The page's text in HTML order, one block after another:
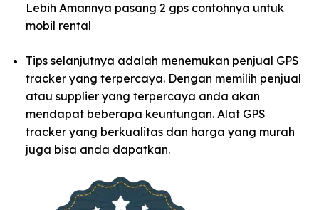
Lebih Amannya pasang 2 gps contohnya untuk
mobil rental
Tips selanjutnya adalah menemukan penjual GPS
tracker yang terpercaya. Dengan memilih penjual
atau supplier yang terpercaya anda akan
mendapat beberapa keuntungan. Alat GPS
tracker yang berkualitas dan harga yang murah
juga bisa anda dapatkan.